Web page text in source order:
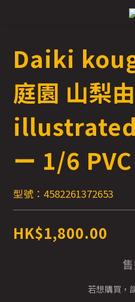
Daiki
庭園 山梨
ー 1/6
型號：4582261372653
HK$1,800.00
若想購買，